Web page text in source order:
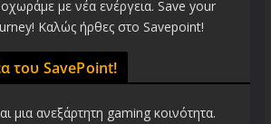
με νέα ενέργεια. Save your
Καλώς ήρθες στο Savepoint!
του SavePoint!
μια ανεξάρτητη gaming κοινότητα.